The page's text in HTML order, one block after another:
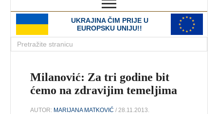
UKRAJINA ČIM PRIJE U
EUROPSKU UNIJU!!
Milanović: Za tri godine bit
ćemo na zdravijim temeljima
AUTOR: MARIJANA MATKOVIĆ / 28.11.2013.